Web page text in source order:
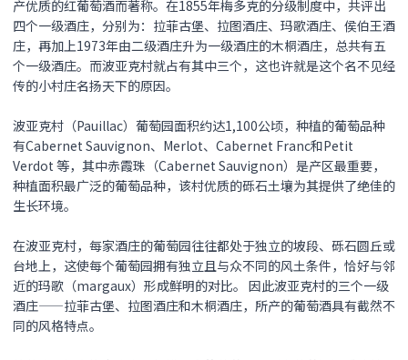
产优质的红葡萄酒而著称。在1855年梅多克的分级制度中，共评出
四个一级酒庄，分别为：拉菲古堡、拉图酒庄、玛歌酒庄、侯伯王酒
庄，再加上1973年由二级酒庄升为一级酒庄的木桐酒庄，总共有五
个一级酒庄。而波亚克村就占有其中三个，这也许就是这个名不见经
传的小村庄名扬天下的原因。
波亚克村（Pauillac）葡萄园面积约达1,100公顷，种植的葡萄品种
有Cabernet Sauvignon、Merlot、Cabernet Franc和Petit
Verdot 等，其中赤霞珠（Cabernet Sauvignon）是产区最重要，
种植面积最广泛的葡萄品种，该村优质的砾石土壤为其提供了绝佳的
生长环境。
在波亚克村，每家酒庄的葡萄园往往都处于独立的坡段、砾石圆丘或
台地上，这使每个葡萄园拥有独立且与众不同的风土条件，恰好与邻
近的玛歌（margaux）形成鲜明的对比。 因此波亚克村的三个一级
酒庄——拉菲古堡、拉图酒庄和木桐酒庄，所产的葡萄酒具有截然不
同的风格特点。